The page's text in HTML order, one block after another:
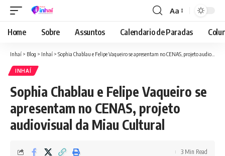
Font
Resizer
Aa
Home Sobre Assuntos Calendario de Paradas
Inhaí > Blog > Inhaí > Sophia Chablau e Felipe Vaqueiro se apresentam no CENAS, projeto audiovisual da Miau Cultural
INHAÍ
Sophia Chablau e Felipe Vaqueiro se
apresentam no CENAS, projeto
audiovisual da Miau Cultural
3 Min Read